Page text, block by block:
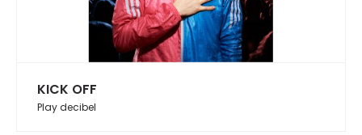
KICK OFF
Play decibel